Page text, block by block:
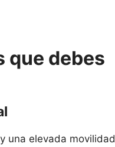
que debes
y una elevada movilidad